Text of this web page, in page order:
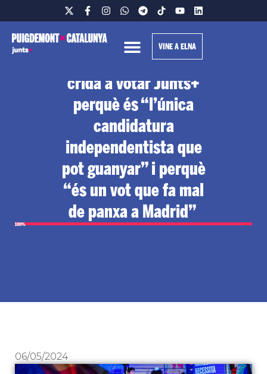
VINE A ELNA
Puigdemont fa una
crida a votar Junts+
perquè és “l’única
candidatura
independentista que
pot guanyar” i perquè
“és un vot que fa mal
de panxa a Madrid”
100%
06/05/2024